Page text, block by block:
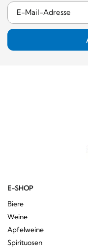
E-SHOP
Biere
Weine
Apfelweine
Spirituosen